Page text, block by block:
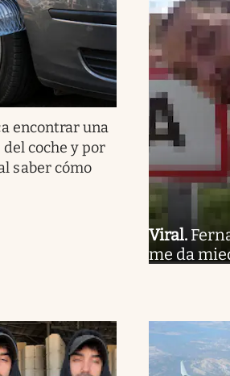
encontrar una
coche y por
saber cómo
Viral.
me da